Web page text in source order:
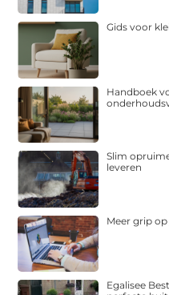
Gids voor
Handboek
Slim
leveren
Meer grip
Egalisee